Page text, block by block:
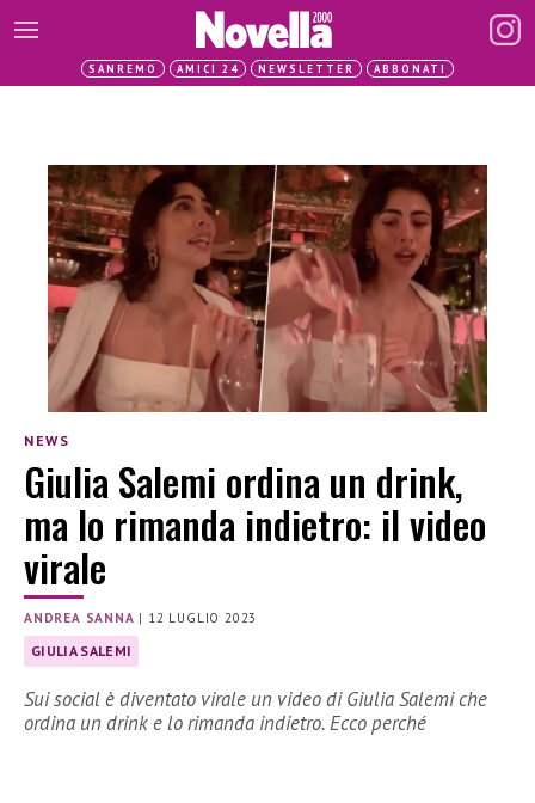
SANREMO AMICI 24 NEWSLETTER ABBONATI
NEWS
Giulia Salemi ordina un drink,
ma lo rimanda indietro: il video
virale
ANDREA SANNA | 12 LUGLIO 2023
GIULIA SALEMI
Sui social è diventato virale un video di Giulia Salemi che
ordina un drink e lo rimanda indietro. Ecco perché